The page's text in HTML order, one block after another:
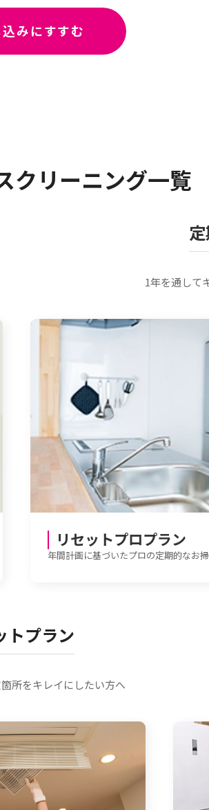
みにすすむ
クリーニング一覧
1年を通して
リセットプロプラン
年間計画に基づいたプロの定期的なお
トプラン
所をキレイにしたい方へ